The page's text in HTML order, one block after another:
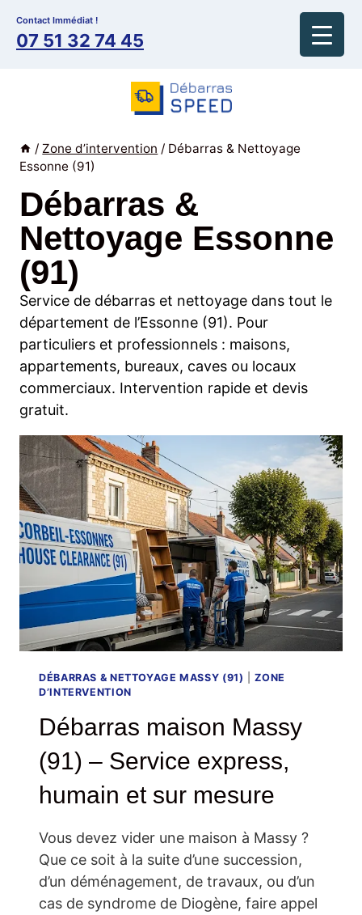
contenu
Contact Immédiat !
07 51 32 74 45
/ Zone d’intervention / Débarras & Nettoyage
Essonne (91)
Débarras &
Nettoyage Essonne
(91)
Service de débarras et nettoyage dans tout le
département de l’Essonne (91). Pour
particuliers et professionnels : maisons,
appartements, bureaux, caves ou locaux
commerciaux. Intervention rapide et devis
gratuit.
DÉBARRAS & NETTOYAGE MASSY (91) |ZONE
D’INTERVENTION
Débarras maison Massy
(91) – Service express,
humain et sur mesure
Vous devez vider une maison à Massy ?
Que ce soit à la suite d’une succession,
d’un déménagement, de travaux, ou d’un
cas de syndrome de Diogène, faire appel